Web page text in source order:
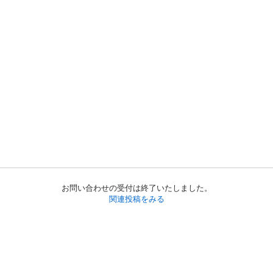
お問い合わせの受付は終了いたしました。
関連投稿をみる